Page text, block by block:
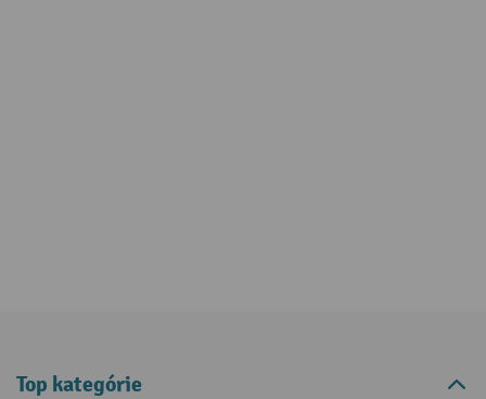
Top kategórie